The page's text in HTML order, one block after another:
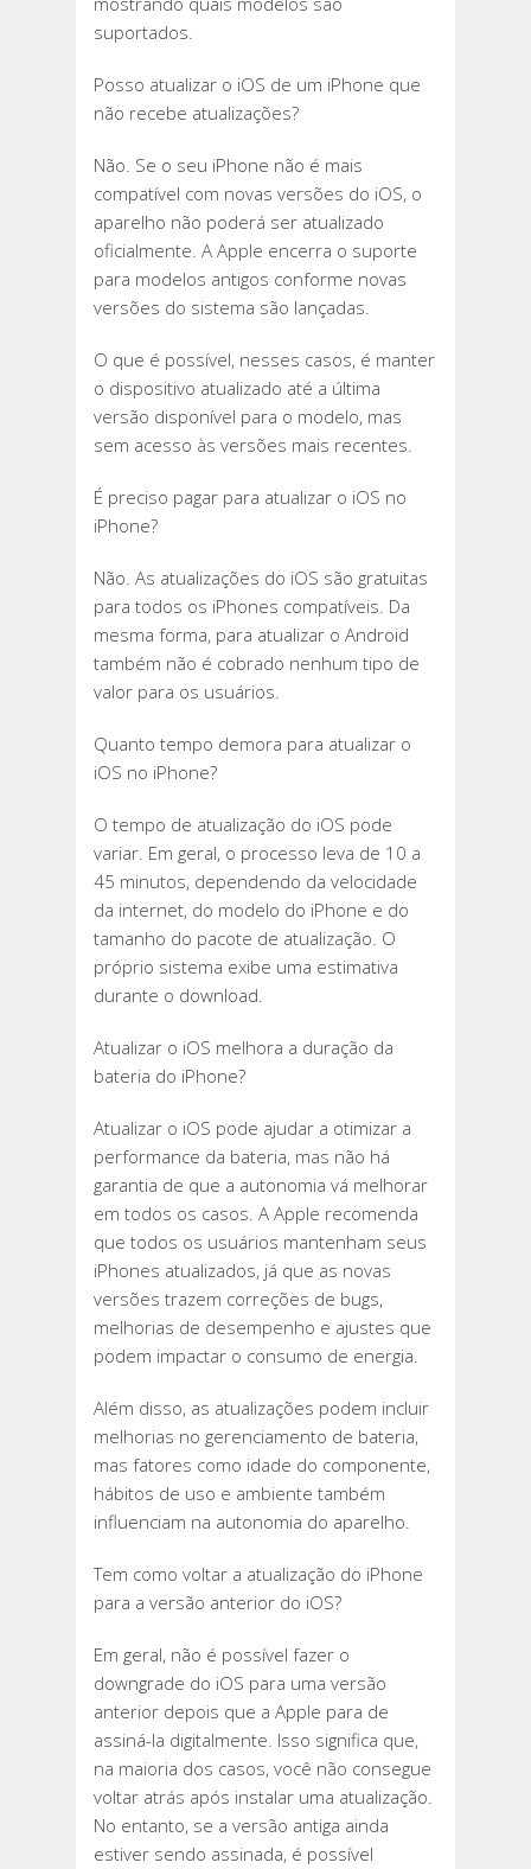
suportados.
Posso atualizar o iOS de um iPhone que
não recebe atualizações?
Não. Se o seu iPhone não é mais
compatível com novas versões do iOS, o
aparelho não poderá ser atualizado
oficialmente. A Apple encerra o suporte
para modelos antigos conforme novas
versões do sistema são lançadas.
O que é possível, nesses casos, é manter
o dispositivo atualizado até a última
versão disponível para o modelo, mas
sem acesso às versões mais recentes.
É preciso pagar para atualizar o iOS no
iPhone?
Não. As atualizações do iOS são gratuitas
para todos os iPhones compatíveis. Da
mesma forma, para atualizar o Android
também não é cobrado nenhum tipo de
valor para os usuários.
Quanto tempo demora para atualizar o
iOS no iPhone?
O tempo de atualização do iOS pode
variar. Em geral, o processo leva de 10 a
45 minutos, dependendo da velocidade
da internet, do modelo do iPhone e do
tamanho do pacote de atualização. O
próprio sistema exibe uma estimativa
durante o download.
Atualizar o iOS melhora a duração da
bateria do iPhone?
Atualizar o iOS pode ajudar a otimizar a
performance da bateria, mas não há
garantia de que a autonomia vá melhorar
em todos os casos. A Apple recomenda
que todos os usuários mantenham seus
iPhones atualizados, já que as novas
versões trazem correções de bugs,
melhorias de desempenho e ajustes que
podem impactar o consumo de energia.
Além disso, as atualizações podem incluir
melhorias no gerenciamento de bateria,
mas fatores como idade do componente,
hábitos de uso e ambiente também
influenciam na autonomia do aparelho.
Tem como voltar a atualização do iPhone
para a versão anterior do iOS?
Em geral, não é possível fazer o
downgrade do iOS para uma versão
anterior depois que a Apple para de
assiná-la digitalmente. Isso significa que,
na maioria dos casos, você não consegue
voltar atrás após instalar uma atualização.
No entanto, se a versão antiga ainda
estiver sendo assinada, é possível